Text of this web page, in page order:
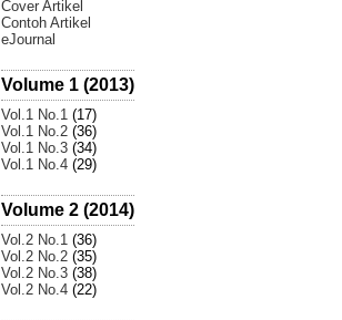
Cover Artikel
Contoh Artikel
eJournal
Volume 1 (2013)
Vol.1 No.1 (17)
Vol.1 No.2 (36)
Vol.1 No.3 (34)
Vol.1 No.4 (29)
Volume 2 (2014)
Vol.2 No.1 (36)
Vol.2 No.2 (35)
Vol.2 No.3 (38)
Vol.2 No.4 (22)